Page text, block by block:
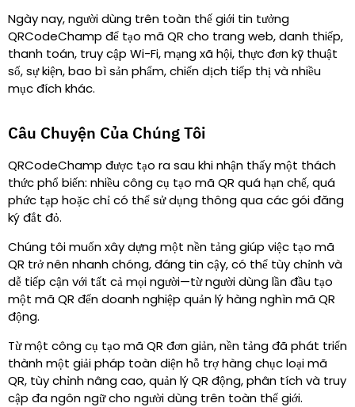
Ngày nay, người dùng trên toàn thế giới tin tưởng
QRCodeChamp để tạo mã QR cho trang web, danh thiếp,
thanh toán, truy cập Wi-Fi, mạng xã hội, thực đơn kỹ thuật
số, sự kiện, bao bì sản phẩm, chiến dịch tiếp thị và nhiều
mục đích khác.
Câu Chuyện Của Chúng Tôi
QRCodeChamp được tạo ra sau khi nhận thấy một thách
thức phổ biến: nhiều công cụ tạo mã QR quá hạn chế, quá
phức tạp hoặc chỉ có thể sử dụng thông qua các gói đăng
ký đắt đỏ.
Chúng tôi muốn xây dựng một nền tảng giúp việc tạo mã
QR trở nên nhanh chóng, đáng tin cậy, có thể tùy chỉnh và
dễ tiếp cận với tất cả mọi người—từ người dùng lần đầu tạo
một mã QR đến doanh nghiệp quản lý hàng nghìn mã QR
động.
Từ một công cụ tạo mã QR đơn giản, nền tảng đã phát triển
thành một giải pháp toàn diện hỗ trợ hàng chục loại mã
QR, tùy chỉnh nâng cao, quản lý QR động, phân tích và truy
cập đa ngôn ngữ cho người dùng trên toàn thế giới.